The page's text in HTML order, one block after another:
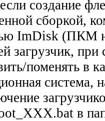
создание
сборкой,
ImDisk (ПКМ
загрузчик,
поменять в
система,
в